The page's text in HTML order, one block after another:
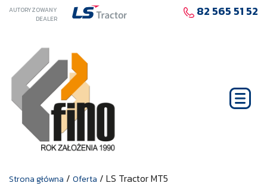
AUTORYZOWANY
DEALER
82 565 51 52
Strona główna / Oferta / LS Tractor MT5